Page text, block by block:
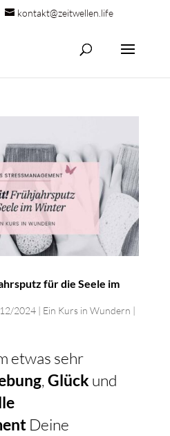
kontakt@zeitwellen.life
für die Seele im
2024| Ein Kurs in Wundern |
etwas sehr
, Glück und
Deine